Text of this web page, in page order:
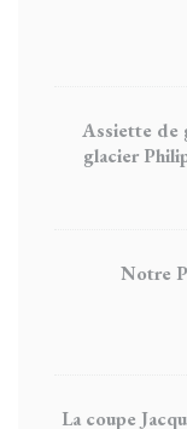
Assiette de
glacier
Notre
La coupe